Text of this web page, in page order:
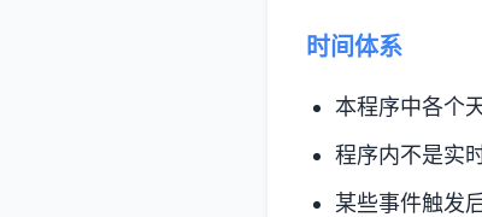
时间体系
本程序中各个
程序内不是实
某些事件触发